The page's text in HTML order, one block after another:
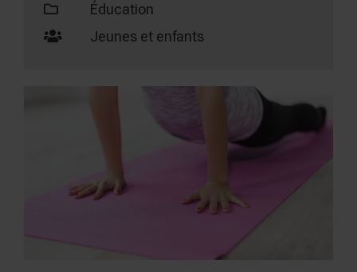
Éducation
Jeunes et enfants